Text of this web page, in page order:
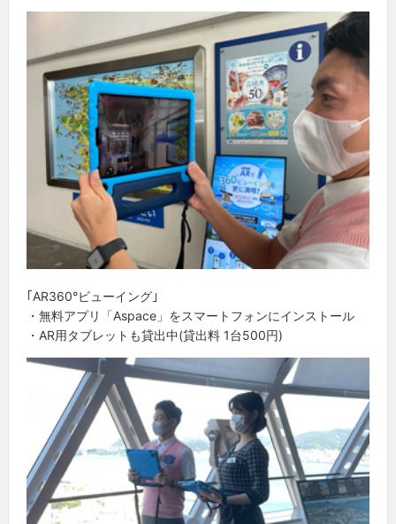
｢AR360°ビューイング｣
・無料アプリ「Aspace」をスマートフォンにインストール
・AR用タブレットも貸出中(貸出料 1台500円)